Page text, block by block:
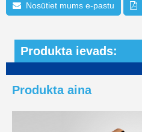
Nosūtiet mums e-pastu
Produkta ievads:
Produkta aina